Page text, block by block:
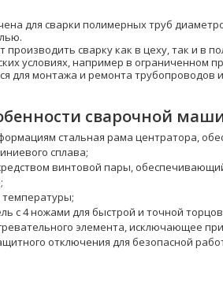
для сварки полимерных труб
производить сварку как в цеху, так и
условиях, например в ограниченном
для монтажа и ремонта
сварочной
стальная рама центратора,
сплава;
винтовой пары,
температуры;
с 4 ножами для быстрой и точной
элемента, исключающее
отключения для безопасной